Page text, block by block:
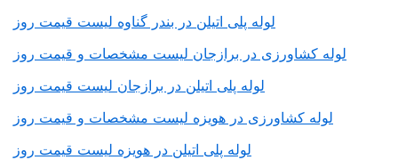
لوله پلی اتیلن در بندر گناوه لیست قیمت روز
لوله کشاورزی در برازجان لیست مشخصات و قیمت روز
لوله پلی اتیلن در برازجان لیست قیمت روز
لوله کشاورزی در هویزه لیست مشخصات و قیمت روز
لوله پلی اتیلن در هویزه لیست قیمت روز